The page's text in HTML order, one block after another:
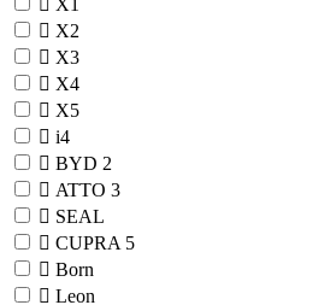
X1
X2
X3
X4
X5
i4
BYD 2
ATTO 3
SEAL
CUPRA 5
Born
Leon